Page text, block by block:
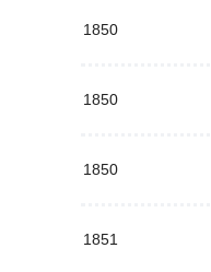
1850
1850
1850
1851